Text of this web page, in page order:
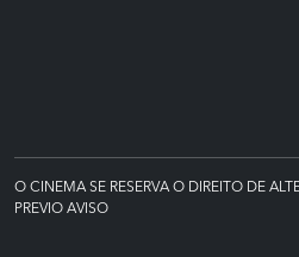
O CINEMA SE RESERVA O DIREITO DE
PREVIO AVISO